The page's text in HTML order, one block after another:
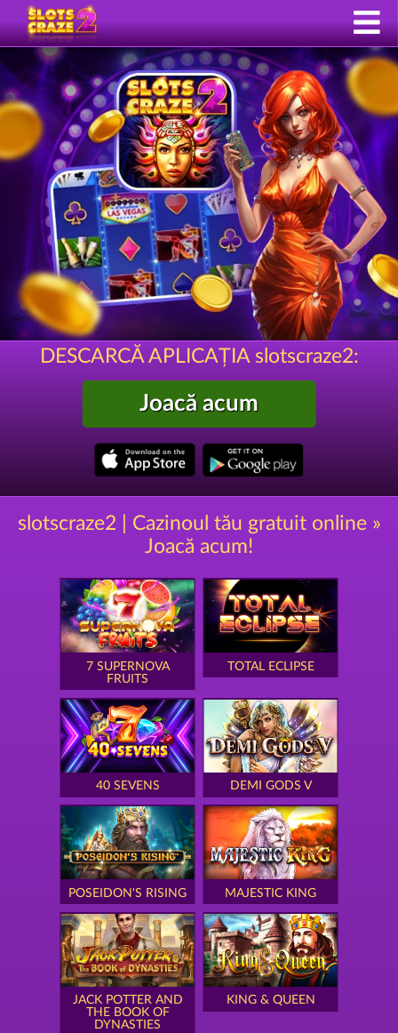
DESCARCĂ APLICAȚIA slotscraze2:
Joacă acum
slotscraze2 | Cazinoul tău gratuit online »
Joacă acum!
7 SUPERNOVA
FRUITS
TOTAL ECLIPSE
40 SEVENS DEMI GODS V
POSEIDON'S RISING MAJESTIC KING
JACK POTTER AND
THE BOOK OF
DYNASTIES
KING & QUEEN